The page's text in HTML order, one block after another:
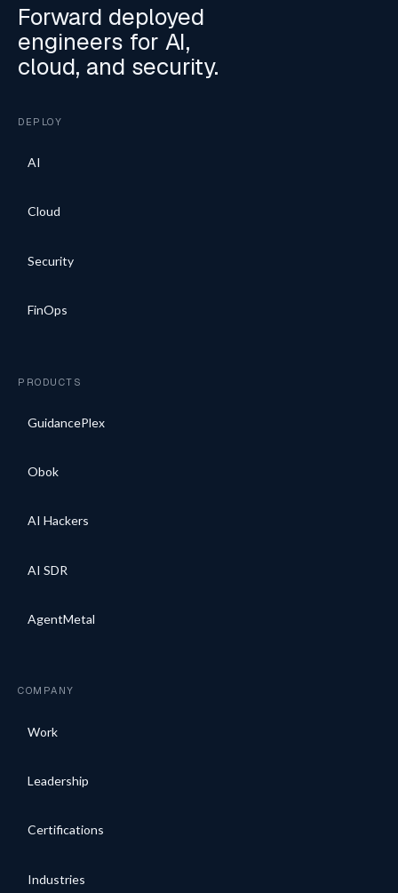
Forward deployed
engineers for AI,
cloud, and security.
DEPLOY
AI
Cloud
Security
FinOps
PRODUCTS
GuidancePlex
Obok
AI Hackers
AI SDR
AgentMetal
COMPANY
Work
Leadership
Certifications
Industries